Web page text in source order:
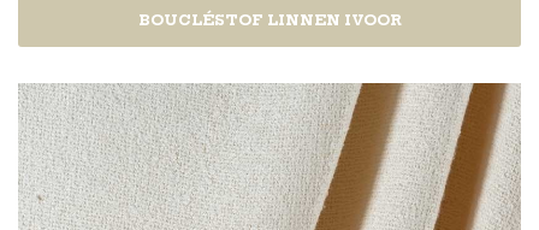
BOUCLÉSTOF LINNEN IVOOR